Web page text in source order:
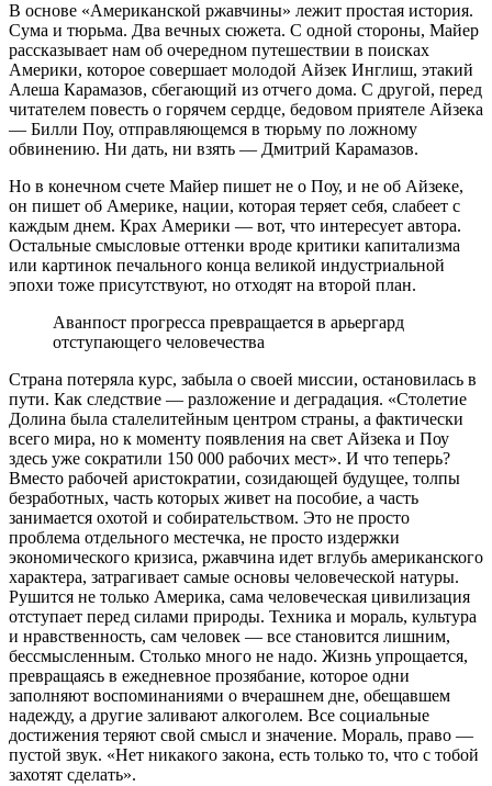
В основе «Американской ржавчины» лежит простая история.
Сума и тюрьма. Два вечных сюжета. С одной стороны, Майер
рассказывает нам об очередном путешествии в поисках
Америки, которое совершает молодой Айзек Инглиш, этакий
Алеша Карамазов, сбегающий из отчего дома. С другой, перед
читателем повесть о горячем сердце, бедовом приятеле Айзека
— Билли Поу, отправляющемся в тюрьму по ложному
обвинению. Ни дать, ни взять — Дмитрий Карамазов.
Но в конечном счете Майер пишет не о Поу, и не об Айзеке,
он пишет об Америке, нации, которая теряет себя, слабеет с
каждым днем. Крах Америки — вот, что интересует автора.
Остальные смысловые оттенки вроде критики капитализма
или картинок печального конца великой индустриальной
эпохи тоже присутствуют, но отходят на второй план.
Аванпост прогресса превращается в арьергард
отступающего человечества
Страна потеряла курс, забыла о своей миссии, остановилась в
пути. Как следствие — разложение и деградация. «Столетие
Долина была сталелитейным центром страны, а фактически
всего мира, но к моменту появления на свет Айзека и Поу
здесь уже сократили 150 000 рабочих мест». И что теперь?
Вместо рабочей аристократии, созидающей будущее, толпы
безработных, часть которых живет на пособие, а часть
занимается охотой и собирательством. Это не просто
проблема отдельного местечка, не просто издержки
экономического кризиса, ржавчина идет вглубь американского
характера, затрагивает самые основы человеческой натуры.
Рушится не только Америка, сама человеческая цивилизация
отступает перед силами природы. Техника и мораль, культура
и нравственность, сам человек — все становится лишним,
бессмысленным. Столько много не надо. Жизнь упрощается,
превращаясь в ежедневное прозябание, которое одни
заполняют воспоминаниями о вчерашнем дне, обещавшем
надежду, а другие заливают алкоголем. Все социальные
достижения теряют свой смысл и значение. Мораль, право —
пустой звук. «Нет никакого закона, есть только то, что с тобой
захотят сделать».